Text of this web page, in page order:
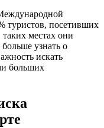
туристов, посетивших
местах они
узнать о
искать
больших